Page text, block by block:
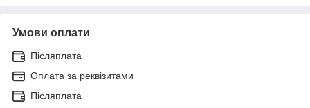
Умови оплати
Післяплата
Оплата за реквізитами
Післяплата